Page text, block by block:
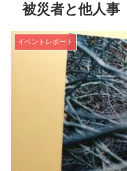
被災者と他人事
イベントレポート